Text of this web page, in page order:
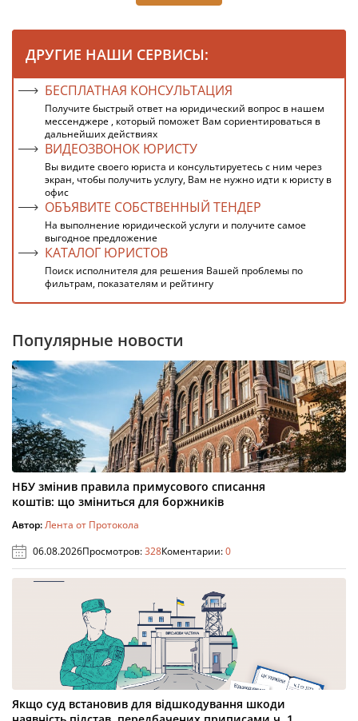
ДРУГИЕ НАШИ СЕРВИСЫ:
БЕСПЛАТНАЯ КОНСУЛЬТАЦИЯ
Получите быстрый ответ на юридический вопрос в нашем
мессенджере , который поможет Вам сориентироваться в
дальнейших действиях
ВИДЕОЗВОНОК ЮРИСТУ
Вы видите своего юриста и консультируетесь с ним через
экран, чтобы получить услугу, Вам не нужно идти к юристу в
офис
ОБЪЯВИТЕ СОБСТВЕННЫЙ ТЕНДЕР
На выполнение юридической услуги и получите самое
выгодное предложение
КАТАЛОГ ЮРИСТОВ
Поиск исполнителя для решения Вашей проблемы по
фильтрам, показателям и рейтингу
Популярные новости
НБУ змінив правила примусового списання
коштів: що зміниться для боржників
Автор:Лента от Протокола
06.08.2026Просмотров:328Коментарии:0
Якщо суд встановив для відшкодування шкоди